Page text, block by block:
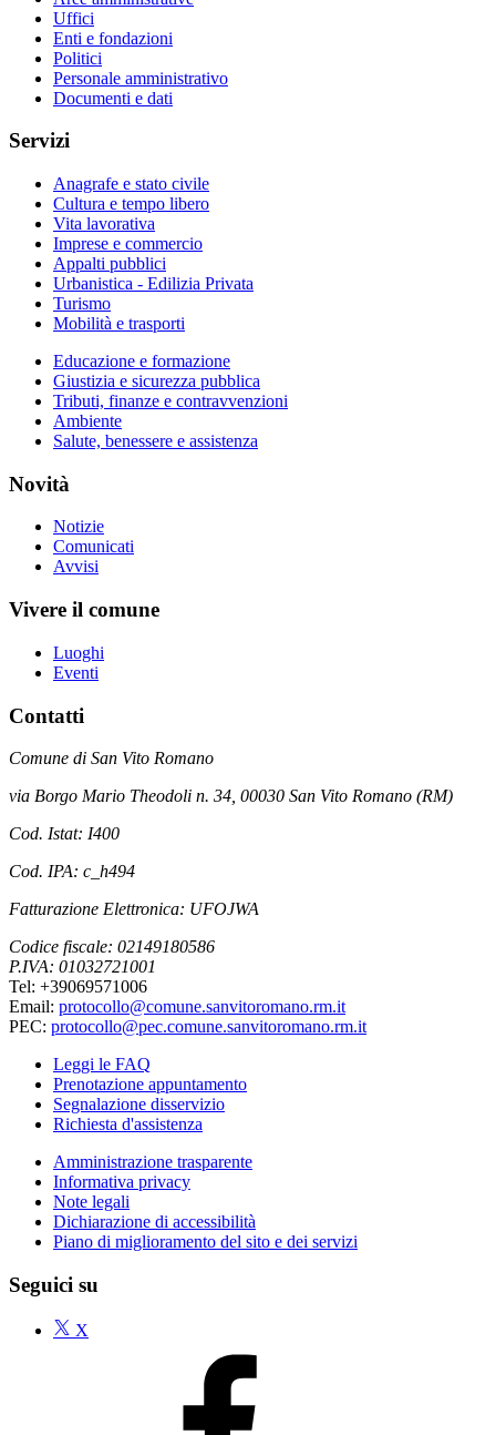
Uffici
Enti e fondazioni
Politici
Personale amministrativo
Documenti e dati
Servizi
Anagrafe e stato civile
Cultura e tempo libero
Vita lavorativa
Imprese e commercio
Appalti pubblici
Urbanistica - Edilizia Privata
Turismo
Mobilità e trasporti
Educazione e formazione
Giustizia e sicurezza pubblica
Tributi, finanze e contravvenzioni
Ambiente
Salute, benessere e assistenza
Novità
Notizie
Comunicati
Avvisi
Vivere il comune
Luoghi
Eventi
Contatti
Comune di San Vito Romano
via Borgo Mario Theodoli n. 34, 00030 San Vito Romano (RM)
Cod. Istat: I400
Cod. IPA: c_h494
Fatturazione Elettronica: UFOJWA
Codice fiscale: 02149180586
P.IVA: 01032721001
Tel: +39069571006
Email: protocollo@comune.sanvitoromano.rm.it
PEC: protocollo@pec.comune.sanvitoromano.rm.it
Leggi le FAQ
Prenotazione appuntamento
Segnalazione disservizio
Richiesta d'assistenza
Amministrazione trasparente
Informativa privacy
Note legali
Dichiarazione di accessibilità
Piano di miglioramento del sito e dei servizi
Seguici su
X